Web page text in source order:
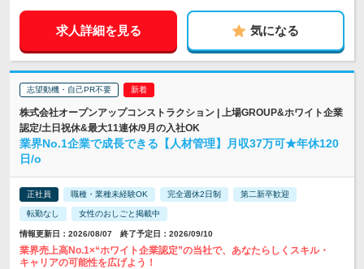
求人詳細を見る 気になる
志望動機・自己PR不要
株式会社オープンアップコンストラクション | 上場GROUP&ホワイト企業
認定/土日祝休&最大11連休/9月の入社OK
業界No.1企業で成長できる【人材管理】月収37万可★年休120
日/o
正社員 職種・業種未経験OK 完全週休2日制 第二新卒歓迎
転勤なし 女性のおしごと掲載中
情報更新日：2026/08/07 終了予定日：2026/09/10
業界売上高No.1×“ホワイト企業認定”の当社で、あなたらしくスキル・
キャリアの可能性を広げよう！